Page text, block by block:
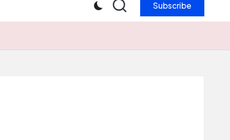
Subscribe